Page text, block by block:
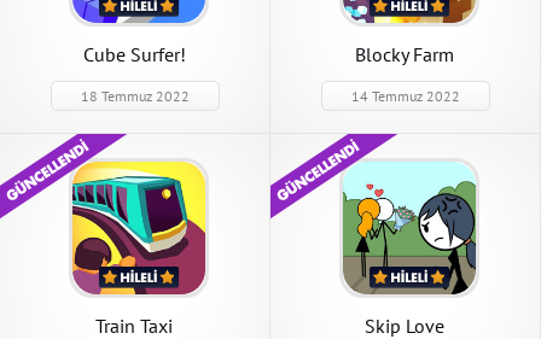
Cube Surfer!
18 Temmuz 2022
Blocky Farm
14 Temmuz 2022
Train Taxi Skip Love